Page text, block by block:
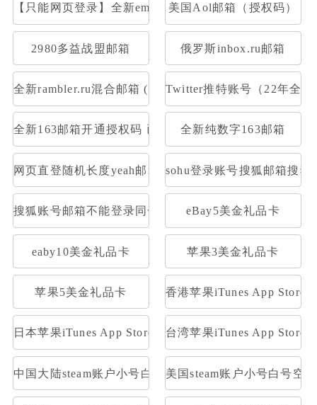
【只能网页登录】全新email.com美国邮箱(已注册满一
美国Aol邮箱（授权码）
2980多益战盟邮箱 俄罗斯inbox.ru邮箱
全新rambler.ru混合邮箱 (开通pop)Twitter推特账号（22年全新
全新163邮箱开通授权码 已开通Pop3，imap 格式：账
全新纯数字163邮箱
网页直登随机长度yeah邮箱 sohu登录账号搜狐邮箱搜狐
搜狐账号邮箱不能登录同一密码1元30个eBay5美金礼品卡
eaby10美金礼品卡 苹果3美金礼品卡
苹果5美金礼品卡 香港苹果iTunes App Store
日本苹果iTunes App Store礼品卡1000日元
台湾苹果iTunes App Store
中国大陆steam账户小号白号空号方舟美国steam账户小号白号空